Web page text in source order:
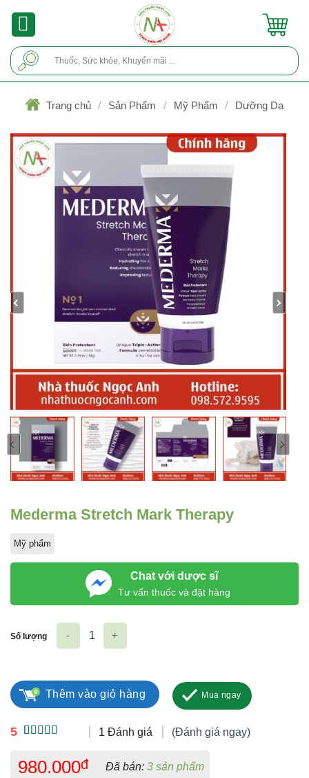
Trang chủ / Sản Phẩm / Mỹ Phẩm / Dưỡng Da
Mederma Stretch Mark Therapy
Mỹ phẩm
Chat với dược sĩ
Tư vấn thuốc và đặt hàng
5
đánh giá
1 Đánh giá (Đánh giá ngay)
980.000đ Đã bán: 3 sản phẩm
Số lượng
Thêm vào giỏ hàng Mua ngay